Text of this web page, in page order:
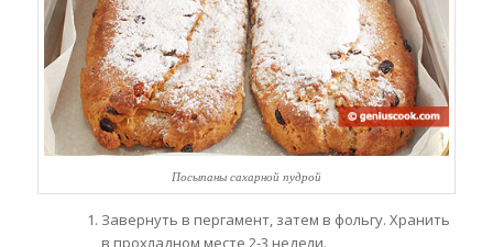
Посыпаны сахарной пудрой
Завернуть в пергамент, затем в фольгу. Хранить
в прохладном месте 2-3 недели.